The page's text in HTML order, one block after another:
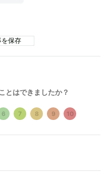
を保存
とはできましたか？
6 7 8 9 10